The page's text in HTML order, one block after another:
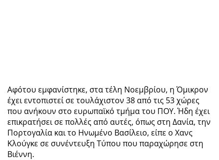
Αφότου εμφανίστηκε, στα τέλη Νοεμβρίου, η Όμικρον
έχει εντοπιστεί σε τουλάχιστον 38 από τις 53 χώρες
που ανήκουν στο ευρωπαϊκό τμήμα του ΠΟΥ. Ήδη έχει
επικρατήσει σε πολλές από αυτές, όπως στη Δανία, την
Πορτογαλία και το Ηνωμένο Βασίλειο, είπε ο Χανς
Κλούγκε σε συνέντευξη Τύπου που παραχώρησε στη
Βιέννη.